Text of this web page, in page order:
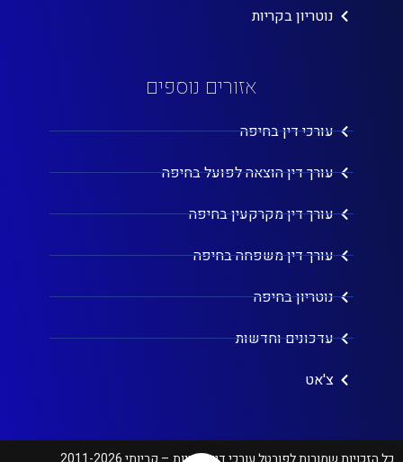
נוטריון בקריות
אזורים נוספים
עורכי דין בחיפה
עורך דין הוצאה לפועל בחיפה
עורך דין מקרקעין בחיפה
עורך דין משפחה בחיפה
נוטריון בחיפה
עדכונים וחדשות
צ'אט